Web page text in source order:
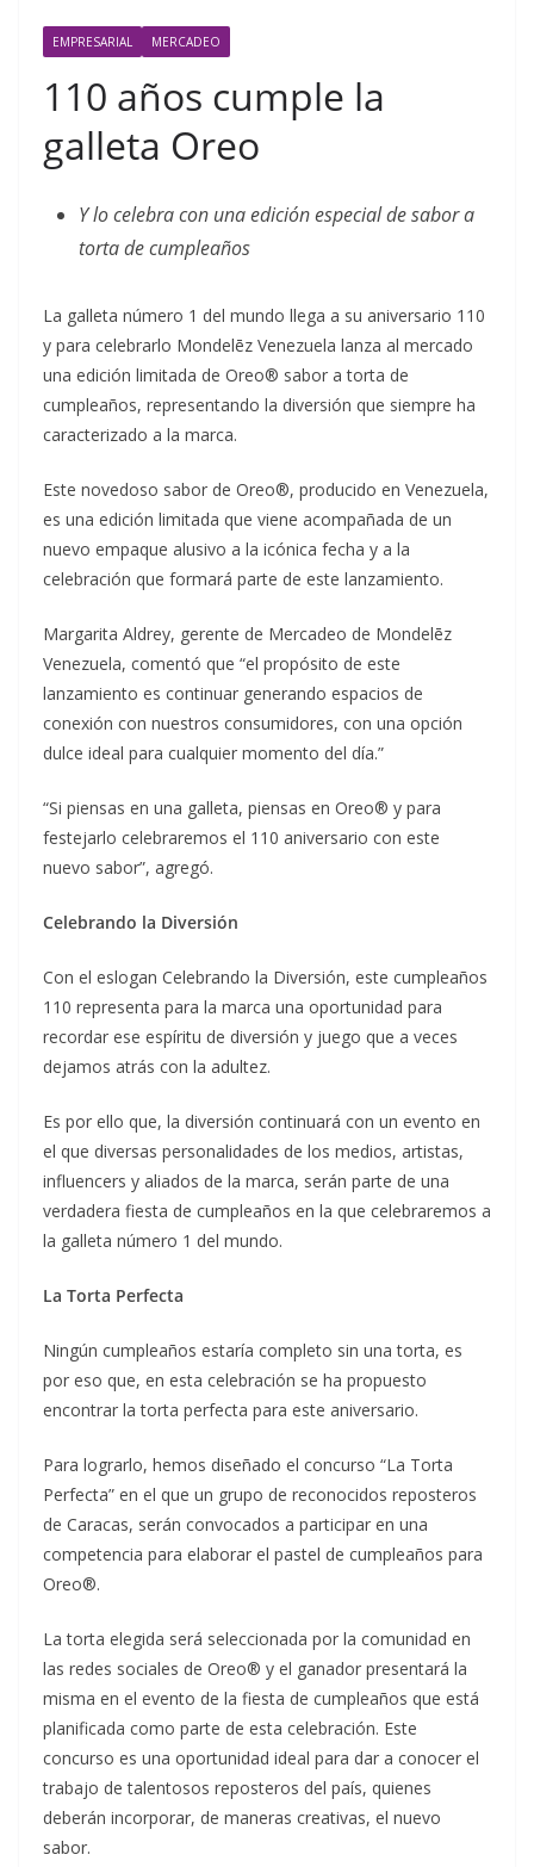
EMPRESARIAL MERCADEO
110 años cumple la
galleta Oreo
Y lo celebra con una edición especial de sabor a
torta de cumpleaños
La galleta número 1 del mundo llega a su aniversario 110
y para celebrarlo Mondelēz Venezuela lanza al mercado
una edición limitada de Oreo® sabor a torta de
cumpleaños, representando la diversión que siempre ha
caracterizado a la marca.
Este novedoso sabor de Oreo®, producido en Venezuela,
es una edición limitada que viene acompañada de un
nuevo empaque alusivo a la icónica fecha y a la
celebración que formará parte de este lanzamiento.
Margarita Aldrey, gerente de Mercadeo de Mondelēz
Venezuela, comentó que “el propósito de este
lanzamiento es continuar generando espacios de
conexión con nuestros consumidores, con una opción
dulce ideal para cualquier momento del día.”
“Si piensas en una galleta, piensas en Oreo® y para
festejarlo celebraremos el 110 aniversario con este
nuevo sabor”, agregó.
Celebrando la Diversión
Con el eslogan Celebrando la Diversión, este cumpleaños
110 representa para la marca una oportunidad para
recordar ese espíritu de diversión y juego que a veces
dejamos atrás con la adultez.
Es por ello que, la diversión continuará con un evento en
el que diversas personalidades de los medios, artistas,
influencers y aliados de la marca, serán parte de una
verdadera fiesta de cumpleaños en la que celebraremos a
la galleta número 1 del mundo.
La Torta Perfecta
Ningún cumpleaños estaría completo sin una torta, es
por eso que, en esta celebración se ha propuesto
encontrar la torta perfecta para este aniversario.
Para lograrlo, hemos diseñado el concurso “La Torta
Perfecta” en el que un grupo de reconocidos reposteros
de Caracas, serán convocados a participar en una
competencia para elaborar el pastel de cumpleaños para
Oreo®.
La torta elegida será seleccionada por la comunidad en
las redes sociales de Oreo® y el ganador presentará la
misma en el evento de la fiesta de cumpleaños que está
planificada como parte de esta celebración. Este
concurso es una oportunidad ideal para dar a conocer el
trabajo de talentosos reposteros del país, quienes
deberán incorporar, de maneras creativas, el nuevo
sabor.